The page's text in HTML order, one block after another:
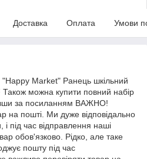
Доставка Оплата Умови
Market" Ранець шкільний
можна купити повний набір
за посиланням ВАЖНО!
на пошті. Ми дуже відповідально
під час відправлення наші
обов'язково. Рідко, але таке
пошту під час